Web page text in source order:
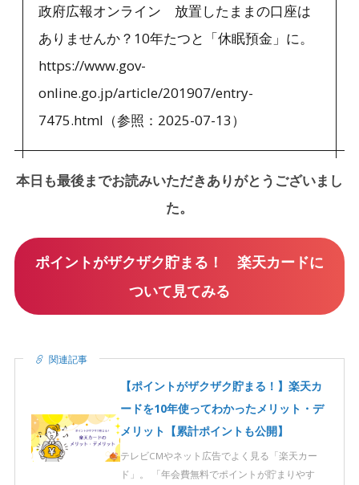
政府広報オンライン 放置したままの口座は
ありませんか？10年たつと「休眠預金」に。
https://www.gov-
online.go.jp/article/201907/entry-
7475.html（参照：2025-07-13）
本日も最後までお読みいただきありがとうございまし
た。
ポイントがザクザク貯まる！ 楽天カードに
ついて見てみる
関連記事
【ポイントがザクザク貯まる！】楽天カ
ードを10年使ってわかったメリット・デ
メリット【累計ポイントも公開】
テレビCMやネット広告でよく見る「楽天カー
ド」。 「年会費無料でポイントが貯まりやす